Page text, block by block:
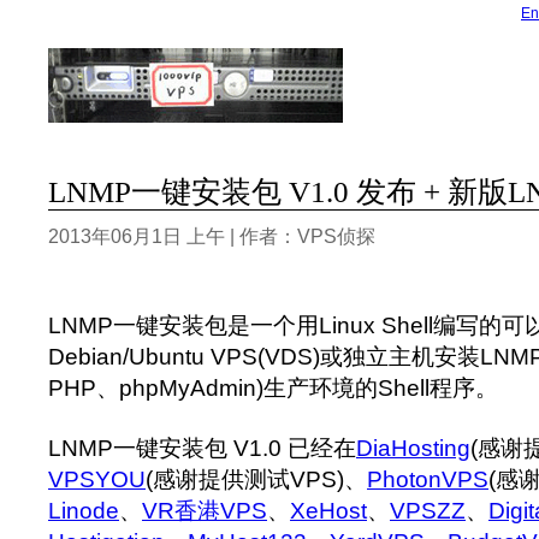
LNMP一键安装包 V1.0 发布 + 新版
2013年06月1日 上午 | 作者：VPS侦探
LNMP一键安装包是一个用Linux Shell编写的可
Debian/Ubuntu VPS(VDS)或独立主机安装
PHP、phpMyAdmin)生产环境的Shell程序。
LNMP一键安装包 V1.0 已经在DiaHosting(感谢
VPSYOU(感谢提供测试VPS)、 PhotonVPS(感
Linode、 VR香港VPS、 XeHost、 VPSZZ、